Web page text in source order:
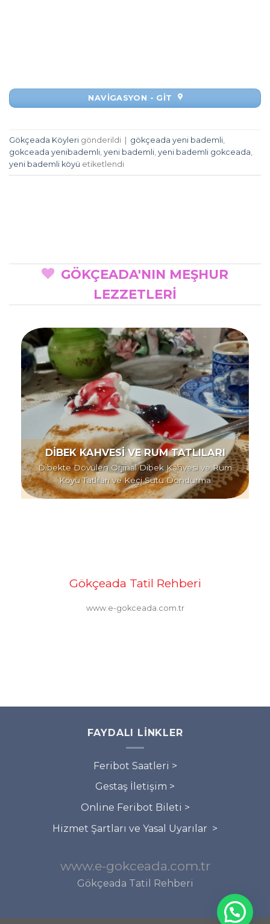
NAVİGASYON - GİT
Gökçeada Köyleri gönderildi | gökçeada yeni bademli
gokceada yenibademli yeni bademli yeni bademli gokceada
yeni bademli köyü etiketlendi
GÖKÇEADA'NIN MEŞHUR
LEZZETLERİ
DİBEK KAHVESİ VE RUM TATLILARI
Dibekte Dövülen Orjinal Dibek Kahvesi ve Rum
Köyü Tatlıları ve Keçi Sütü Dondurma
Gökçeada Tatil Rehberi
www.e-gokceada.com.tr
FAYDALI LINKLER
Feribot Saatleri >
Gestaş İletişim >
Online Feribot Bileti >
Hizmet Şartları ve Yasal Uyarılar >
www.e-gokceada.com.tr
Gökçeada Tatil Rehberi